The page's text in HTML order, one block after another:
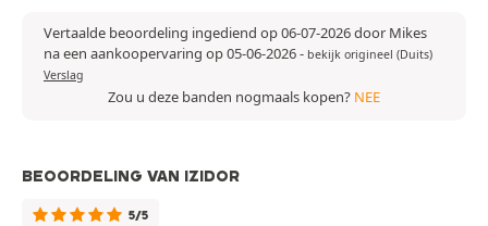
Vertaalde beoordeling ingediend op 06-07-2026 door Mikes
na een aankoopervaring op 05-06-2026- bekijk origineel (Duits)
Verslag
Zou u deze banden nogmaals kopen? NEE
BEOORDELING VAN IZIDOR
5/5